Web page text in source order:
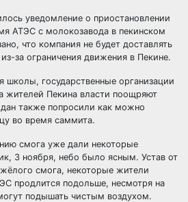
уведомление о приостановлении
АТЭС с молокозавода в пекинском
что компания не будет доставлять
за ограничения движения в Пекине.
школы, государственные организации
жителей Пекина власти поощряют
также попросили как можно
во время саммита.
смога уже дали некоторые
3 ноября, небо было ясным. Устав от
смога, некоторые жители
продлится подольше, несмотря на
подышать чистым воздухом.